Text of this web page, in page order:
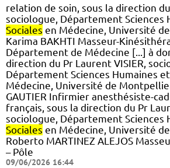
relation de soin, sous la direction du
sociologue, Département Sciences
Sociales en Médecine, Université
Karima BAKHTI Masseur-
Département de Médecine [...] à
direction du Pr Laurent VISIER,
Département Sciences Humaines et
Médecine, Université de
GAUTIER Infirmier anesthésiste-
français, sous la direction du Pr
sociologue, Département Sciences
Sociales en Médecine, Université
Roberto MARTINEZ ALEJOS
– Pôle
09/06/2026 16:44